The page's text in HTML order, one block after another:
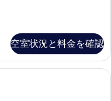
空室状況と料金を確認